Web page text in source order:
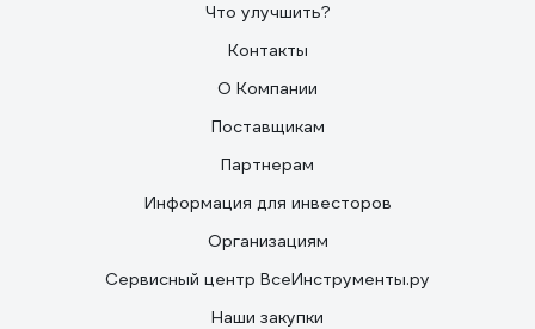
Что улучшить?
Контакты
О Компании
Поставщикам
Партнерам
Информация для инвесторов
Организациям
Сервисный центр ВсеИнструменты.ру
Наши закупки